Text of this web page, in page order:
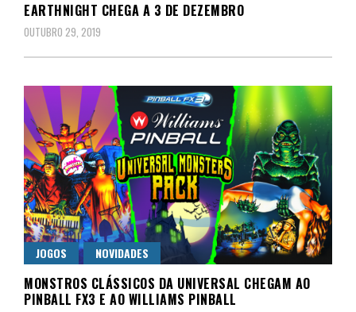
EARTHNIGHT CHEGA A 3 DE DEZEMBRO
OUTUBRO 29, 2019
JOGOS NOVIDADES
MONSTROS CLÁSSICOS DA UNIVERSAL CHEGAM AO
PINBALL FX3 E AO WILLIAMS PINBALL